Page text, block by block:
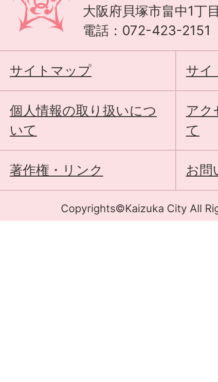
大阪府貝塚市畠中1丁
電話：072-423-2151
サイトマップ サイ
個人情報の取り扱いにつ
いて
アク
て
著作権・リンク お問
Copyrights©Kaizuka City All